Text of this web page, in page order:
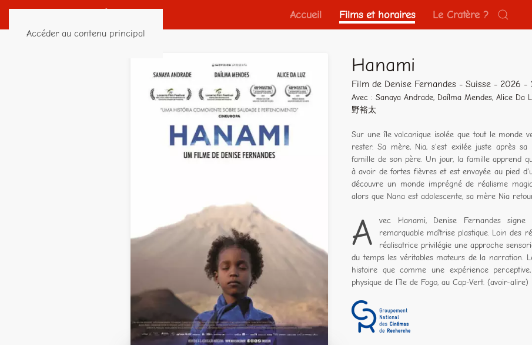
Accéder au contenu principal
Accueil Films et horaires Le Cratère ?
Hanami
Film de Denise Fernandes - Suisse - 2026 -
Avec : Sanaya Andrade, Daílma Mendes, Alice Da
野裕太
Sur une île volcanique isolée que tout le monde
rester. Sa mère, Nia, s'est exilée juste après
famille de son père. Un jour, la famille apprend
à avoir de fortes fièvres et est envoyée au pied
découvre un monde imprégné de réalisme
alors que Nana est adolescente, sa mère Nia
A
vec Hanami, Denise Fernandes
remarquable maîtrise plastique. Loin des
réalisatrice privilégie une approche
du temps les véritables moteurs de la narration.
histoire que comme une expérience
physique de l’île de Fogo, au Cap-Vert. (avoir-alire)